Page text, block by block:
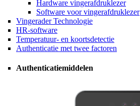
Hardware vingerafdruklezer
Software voor vingerafdruklezer
Vingerader Technologie
HR-software
Temperatuur- en koortsdetectie
Authenticatie met twee factoren
Authenticatiemiddelen